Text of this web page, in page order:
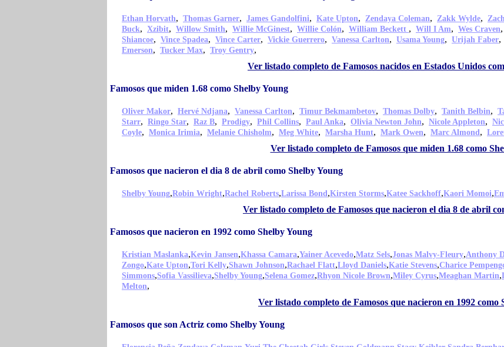
Ethan Horvath, Thomas Garner, James Gandolfini, Kate Upton, Zendaya Coleman, Zakk Wylde,
Buck, Xzibit, Willow Smith, Willie McGinest, Willie Colón, William Beckett , Will I Am, Wes Craven,
Shiancoe, Vince Spadea, Vince Carter, Vickie Guerrero, Vanessa Carlton, Usama Young, Urijah Faber,
Emerson, Tucker Max, Troy Gentry,
Ver listado completo de Famosos nacidos en Estados Unidos
Famosos que miden 1.68 como Shelby Young
Oliver Makor, Hervé Ndjana, Vanessa Carlton, Timur Bekmambetov, Thomas Dolby, Tanith Belbin,
Starr, Ringo Star, Raz B, Prodigy, Phil Collins, Paul Anka, Olivia Newton John, Nicole Appleton,
Coyle, Monica Irimia, Melanie Chisholm, Meg White, Marsha Hunt, Mark Owen, Marc Almond,
Ver listado completo de Famosos que miden 1.68 como
Famosos que nacieron el dia 8 de abril como Shelby Young
Shelby Young,Robin Wright,Rachel Roberts,Larissa Bond,Kirsten Storms,Katee Sackhoff,Kaori Momoi,
Ver listado completo de Famosos que nacieron el dia 8 de abril
Famosos que nacieron en 1992 como Shelby Young
Kristian Maslanka,Kevin Jansen,Khassa Camara,Yainer Acevedo,Matz Sels,Jonas Malvy-Fleury,Anthony
Zongo,Kate Upton,Tori Kelly,Shawn Johnson,Rachael Flatt,Lloyd Daniels,Katie Stevens,Charice
Simmons,Sofia Vassilieva,Shelby Young,Selena Gomez,Rhyon Nicole Brown,Miley Cyrus,Meaghan Martin,
Melton,
Ver listado completo de Famosos que nacieron en 1992 como
Famosos que son Actriz como Shelby Young